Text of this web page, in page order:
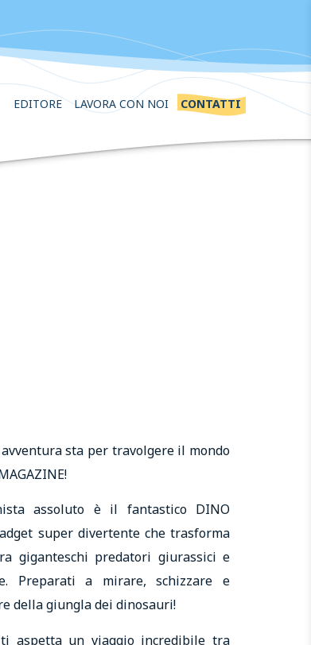
EDITORE LAVORA CON NOI CONTATTI
avventura sta per travolgere il mondo
assoluto è il fantastico DINO
super divertente che trasforma
giganteschi predatori giurassici e
Preparati a mirare, schizzare e
della giungla dei dinosauri!
aspetta un viaggio incredibile tra